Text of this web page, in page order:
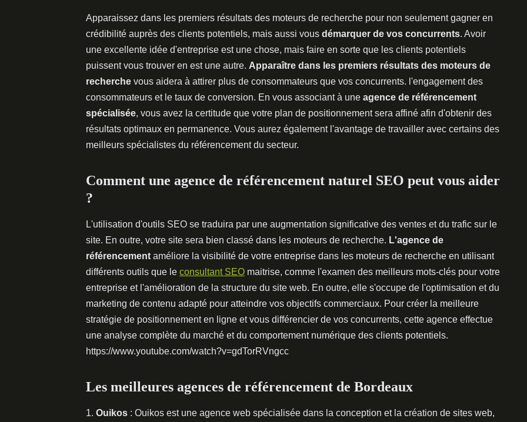
Apparaissez dans les premiers résultats des moteurs de recherche pour non seulement gagner en
crédibilité auprès des clients potentiels, mais aussi vous démarquer de vos concurrents. Avoir
une excellente idée d'entreprise est une chose, mais faire en sorte que les clients potentiels
puissent vous trouver en est une autre. Apparaître dans les premiers résultats des moteurs de
recherche vous aidera à attirer plus de consommateurs que vos concurrents. l'engagement des
consommateurs et le taux de conversion. En vous associant à une agence de référencement
spécialisée, vous avez la certitude que votre plan de positionnement sera affiné afin d'obtenir des
résultats optimaux en permanence. Vous aurez également l'avantage de travailler avec certains des
meilleurs spécialistes du référencement du secteur.
Comment une agence de référencement naturel SEO peut vous aider
?
L'utilisation d'outils SEO se traduira par une augmentation significative des ventes et du trafic sur le
site. En outre, votre site sera bien classé dans les moteurs de recherche. L'agence de
référencement améliore la visibilité de votre entreprise dans les moteurs de recherche en utilisant
différents outils que le consultant SEO maitrise, comme l'examen des meilleurs mots-clés pour votre
entreprise et l'amélioration de la structure du site web. En outre, elle s'occupe de l'optimisation et du
marketing de contenu adapté pour atteindre vos objectifs commerciaux. Pour créer la meilleure
stratégie de positionnement en ligne et vous différencier de vos concurrents, cette agence effectue
une analyse complète du marché et du comportement numérique des clients potentiels.
https://www.youtube.com/watch?v=gdTorRVngcc
Les meilleures agences de référencement de Bordeaux
1. Ouikos : Ouikos est une agence web spécialisée dans la conception et la création de sites web,